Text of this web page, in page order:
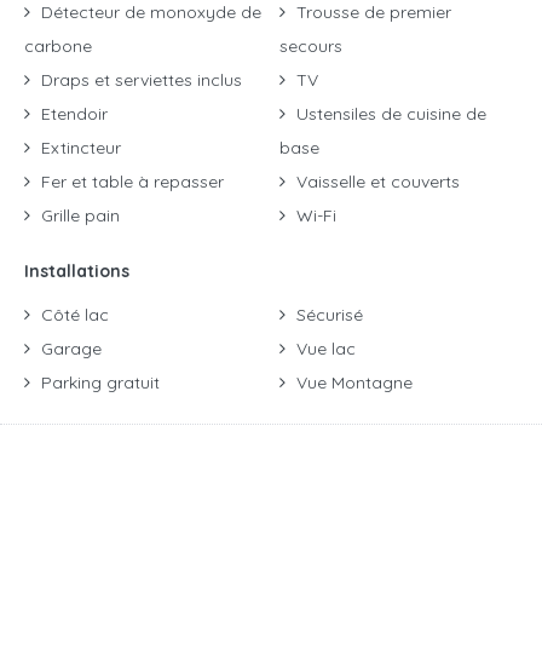
Détecteur de monoxyde de
carbone
Draps et serviettes inclus
Etendoir
Extincteur
Fer et table à repasser
Grille pain
Trousse de premier
secours
TV
Ustensiles de cuisine de
base
Vaisselle et couverts
Wi-Fi
Installations
Côté lac
Garage
Parking gratuit
Sécurisé
Vue lac
Vue Montagne